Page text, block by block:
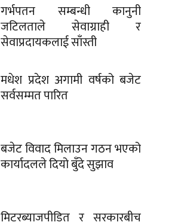
गर्भपतन सम्बन्धी कानुनी
जटिलताले सेवाग्राही र
सेवाप्रदायकलाई साँस्ती
मधेश प्रदेश अगामी वर्षको बजेट
सर्वसम्मत पारित
बजेट विवाद मिलाउन गठन भएको
कार्यादलले दियो बुँदे सुझाव
मिटरब्याजपीडित र सरकारबीच